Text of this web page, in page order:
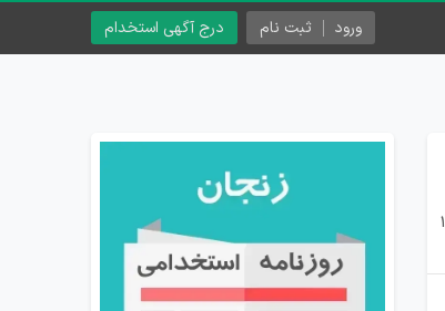
درج آگهی استخدام ورود ثبت نام
12